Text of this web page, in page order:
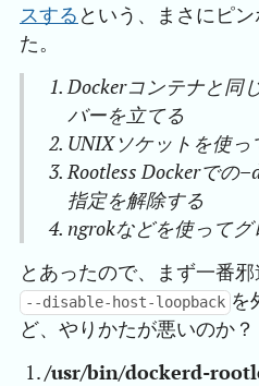
スする という、まさにピ
た。
Dockerコンテナと同
バーを立てる
UNIXソケットを使っ
Rootless Dockerでの
指定を解除する
ngrokなどを使って
とあったので、まず一番
--disable-host-loopback を
ど、やりかたが悪いのか？
/usr/bin/dockerd-